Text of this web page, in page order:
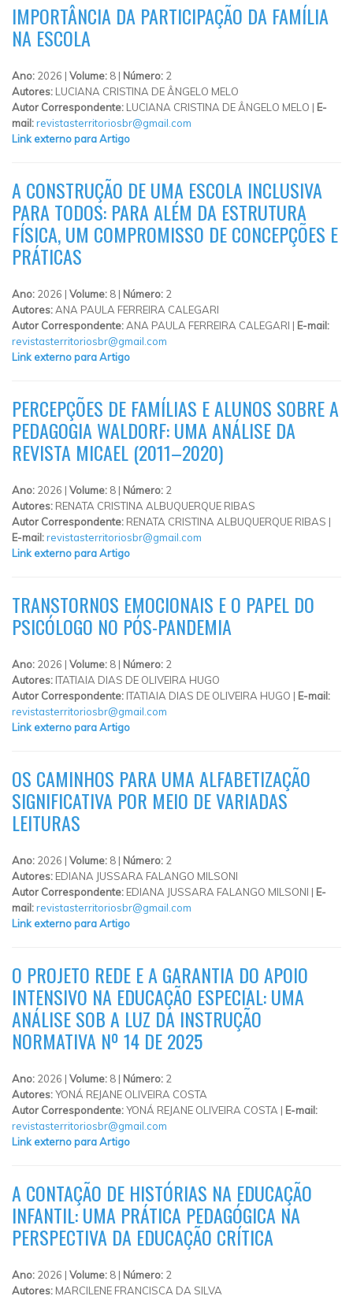
IMPORTÂNCIA DA PARTICIPAÇÃO DA FAMÍLIA
NA ESCOLA
Ano: 2026 | Volume: 8 | Número: 2
Autores: LUCIANA CRISTINA DE ÂNGELO MELO
Autor Correspondente: LUCIANA CRISTINA DE ÂNGELO MELO | E-
mail:revistasterritoriosbr@gmail.com
Link externo para Artigo
A CONSTRUÇÃO DE UMA ESCOLA INCLUSIVA
PARA TODOS: PARA ALÉM DA ESTRUTURA
FÍSICA, UM COMPROMISSO DE CONCEPÇÕES E
PRÁTICAS
Ano: 2026 | Volume: 8 | Número: 2
Autores:ANA PAULA FERREIRA CALEGARI
Autor Correspondente:ANA PAULA FERREIRA CALEGARI | E-mail:
revistasterritoriosbr@gmail.com
Link externo para Artigo
PERCEPÇÕES DE FAMÍLIAS E ALUNOS SOBRE A
PEDAGOGIA WALDORF: UMA ANÁLISE DA
REVISTA MICAEL (2011–2020)
Ano: 2026 | Volume: 8 | Número: 2
Autores: RENATA CRISTINA ALBUQUERQUE RIBAS
Autor Correspondente: RENATA CRISTINA ALBUQUERQUE RIBAS |
E-mail:revistasterritoriosbr@gmail.com
Link externo para Artigo
TRANSTORNOS EMOCIONAIS E O PAPEL DO
PSICÓLOGO NO PÓS-PANDEMIA
Ano: 2026 | Volume: 8 | Número: 2
Autores: ITATIAIA DIAS DE OLIVEIRA HUGO
Autor Correspondente: ITATIAIA DIAS DE OLIVEIRA HUGO | E-mail:
revistasterritoriosbr@gmail.com
Link externo para Artigo
OS CAMINHOS PARA UMA ALFABETIZAÇÃO
SIGNIFICATIVA POR MEIO DE VARIADAS
LEITURAS
Ano: 2026 | Volume: 8 | Número: 2
Autores: EDIANA JUSSARA FALANGO MILSONI
Autor Correspondente: EDIANA JUSSARA FALANGO MILSONI | E-
mail:revistasterritoriosbr@gmail.com
Link externo para Artigo
O PROJETO REDE E A GARANTIA DO APOIO
INTENSIVO NA EDUCAÇÃO ESPECIAL: UMA
ANÁLISE SOB A LUZ DA INSTRUÇÃO
NORMATIVA Nº 14 DE 2025
Ano: 2026 | Volume: 8 | Número: 2
Autores:YONÁ REJANE OLIVEIRA COSTA
Autor Correspondente:YONÁ REJANE OLIVEIRA COSTA | E-mail:
revistasterritoriosbr@gmail.com
Link externo para Artigo
A CONTAÇÃO DE HISTÓRIAS NA EDUCAÇÃO
INFANTIL: UMA PRÁTICA PEDAGÓGICA NA
PERSPECTIVA DA EDUCAÇÃO CRÍTICA
Ano: 2026 | Volume: 8 | Número: 2
Autores: MARCILENE FRANCISCA DA SILVA